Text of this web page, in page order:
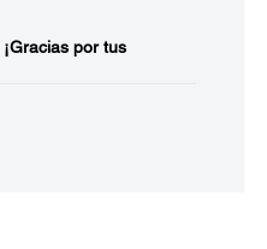
¡Gracias por tus